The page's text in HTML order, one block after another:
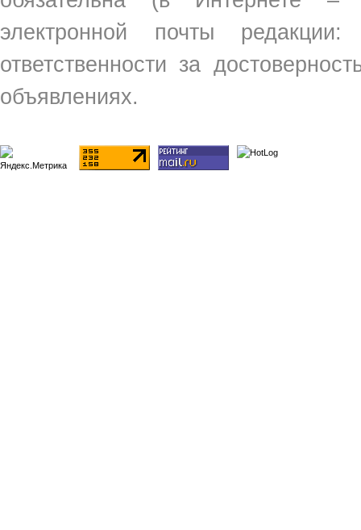
электронной почты
ответственности за
объявлениях.